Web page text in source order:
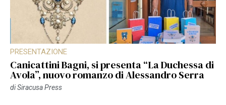
PRESENTAZIONE
Canicattini Bagni, si presenta “La Duchessa di
Avola”, nuovo romanzo di Alessandro Serra
diSiracusa Press